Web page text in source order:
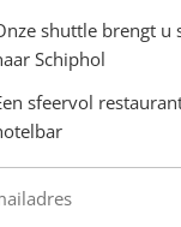
shuttle brengt u
Schiphol
sfeervol